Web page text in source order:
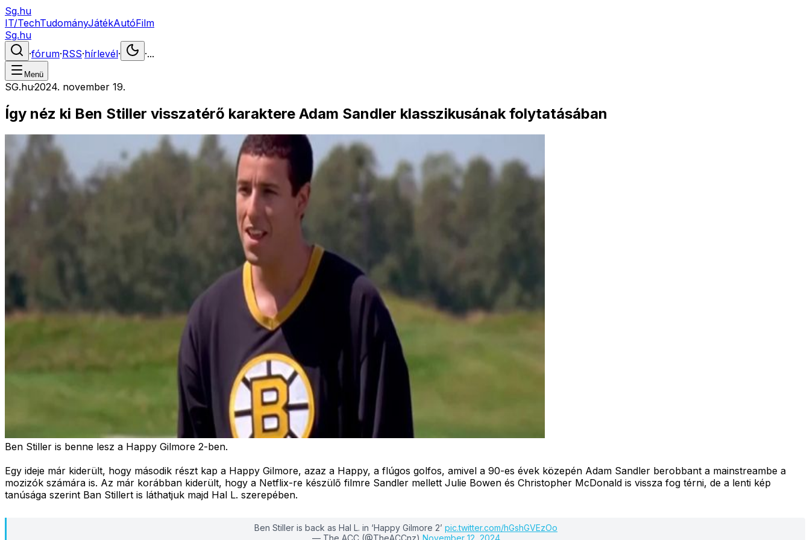
Sg.hu
IT/TechTudományJátékAutóFilm
Sg.hu
·fórum·RSS·hírlevél· ·...
Menü
SG.hu·2024. november 19.
Így néz ki Ben Stiller visszatérő karaktere Adam Sandler klasszikusának folytatásában
Ben Stiller is benne lesz a Happy Gilmore 2-ben.
Egy ideje már kiderült, hogy második részt kap a Happy Gilmore, azaz a Happy, a flúgos golfos, amivel a 90-es évek közepén Adam Sandler berobbant a mainstreambe a
mozizók számára is. Az már korábban kiderült, hogy a Netflix-re készülő filmre Sandler mellett Julie Bowen és Christopher McDonald is vissza fog térni, de a lenti kép
tanúsága szerint Ban Stillert is láthatjuk majd Hal L. szerepében.
Ben Stiller is back as Hal L. in ‘Happy Gilmore 2’ pic.twitter.com/hGshGVEzOo
— The ACC (@TheACCnz) November 12, 2024